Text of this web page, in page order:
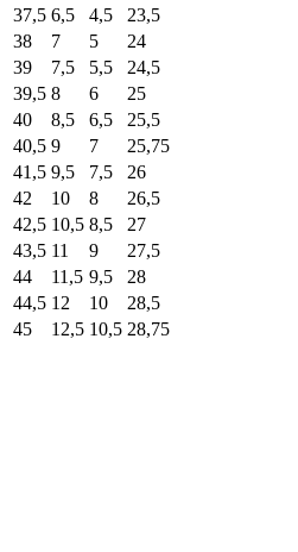
37,5 6,5 4,5
23,5
38
7 5
24
39
7,5 5,5
24,5
39,5 8 6
25
40
8,5 6,5
25,5
40,5 9 7
25,75
41,5 9,5 7,5
26
42
10 8
26,5
42,5 10,5 8,5
27
43,5 11 9
27,5
44
11,5 9,5
28
44,5 12 10
28,5
45
12,5 10,5 28,75